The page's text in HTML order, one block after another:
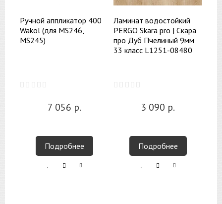
Ручной аппликатор 400
Wakol (для MS246,
MS245)
7 056 р.
Подробнее
Ламинат водостойкий
PERGO Skara pro | Скара
про Дуб Пчелиный 9мм
33 класс L1251-08480
3 090 р.
Подробнее